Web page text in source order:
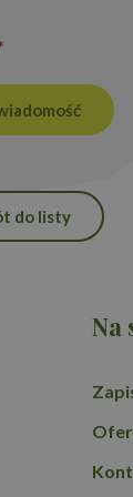
do listy
Na